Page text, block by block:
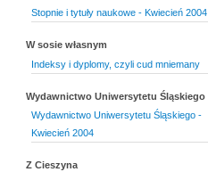
Stopnie i tytuły naukowe - Kwiecień 2004
W sosie własnym
Indeksy i dyplomy, czyli cud mniemany
Wydawnictwo Uniwersytetu Śląskiego
Wydawnictwo Uniwersytetu Śląskiego -
Kwiecień 2004
Z Cieszyna